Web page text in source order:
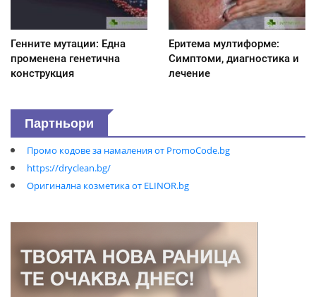
Генните мутации: Една
променена генетична
конструкция
Еритема мултиформе:
Симптоми, диагностика и
лечение
Партньори
Промо кодове за намаления от PromoCode.bg
https://dryclean.bg/
Оригинална козметика от ELINOR.bg